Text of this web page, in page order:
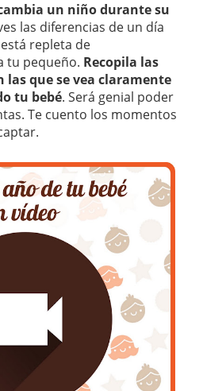
un niño durante su
las diferencias de un día
repleta de
tu pequeño. Recopila las
las que se vea claramente
tu bebé. Será genial poder
Te cuento los momentos